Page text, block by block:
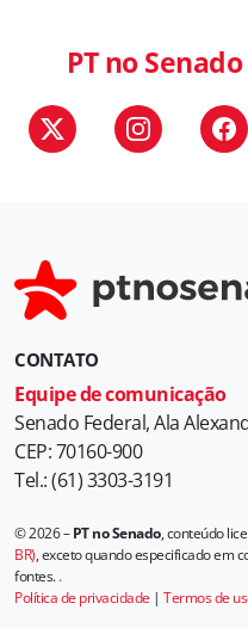
PT no Senado
CONTATO
Equipe de comunicação
Senado Federal, Ala
CEP: 70160-900
Tel.: (61) 3303-3191
© 2026 –PT no Senado, conteúdo
BR), exceto quando especificado em
fontes..
Política de privacidade | Termos de